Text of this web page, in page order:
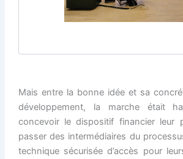
Mais entre la bonne idée et sa
développement, la marche était
concevoir le dispositif financier leur
passer des intermédiaires du
technique sécurisée d’accès pour